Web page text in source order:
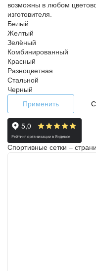
возможны в любом
изготовителя.
Белый
Желтый
Зелёный
Комбинированный
Красный
Разноцветная
Стальной
Черный
Применить
Спортивные сетки –